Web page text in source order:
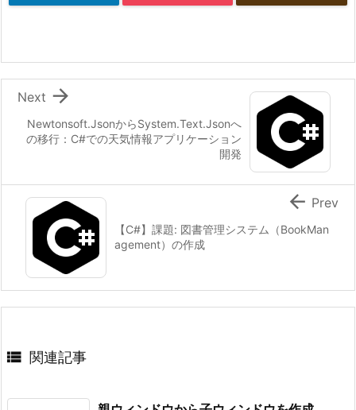
Newtonsoft.JsonからSystem.Text.Jsonへ
の移行：C#での天気情報アプリケーション
開発

Next
【C#】課題: 図書管理システム（BookMan
agement）の作成
 Prev
 関連記事